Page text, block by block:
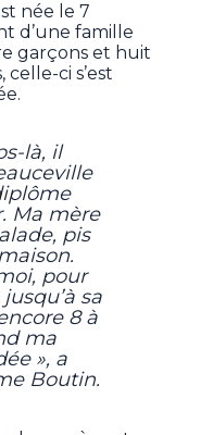
née le 7
d’une famille
garçons et huit
ci s’est
là, il
Ma mère
pis
pour
sa
8 à
ma
», a
Boutin.